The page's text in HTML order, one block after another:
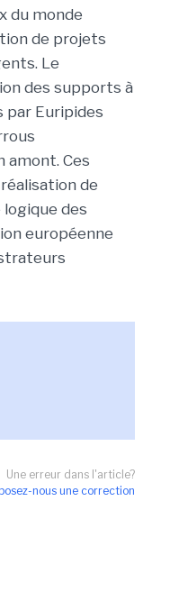
du monde
de projets
Le
des supports à
par Euripides
amont. Ces
de
des
européenne
Une erreur dans l'article?
nous une correction